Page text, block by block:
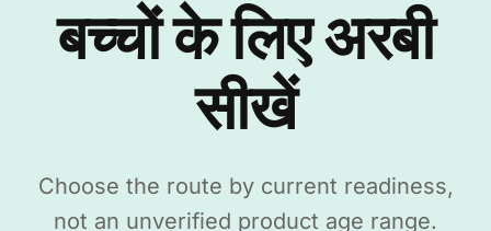
बच्चों के लिए अरबी
सीखें
Choose the route by current readiness,
not an unverified product age range.